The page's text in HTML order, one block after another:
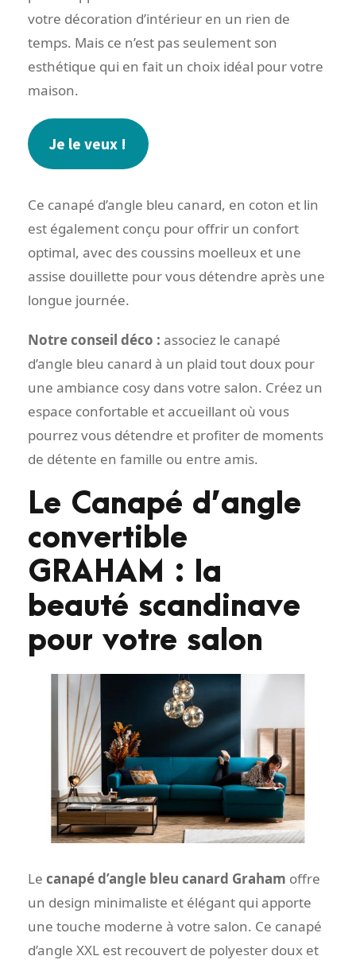
votre décoration d’intérieur en un rien de
temps. Mais ce n’est pas seulement son
esthétique qui en fait un choix idéal pour votre
maison.
Je le veux !
Ce canapé d’angle bleu canard, en coton et lin
est également conçu pour offrir un confort
optimal, avec des coussins moelleux et une
assise douillette pour vous détendre après une
longue journée.
Notre conseil déco : associez le canapé
d’angle bleu canard à un plaid tout doux pour
une ambiance cosy dans votre salon. Créez un
espace confortable et accueillant où vous
pourrez vous détendre et profiter de moments
de détente en famille ou entre amis.
Le Canapé d’angle
convertible
GRAHAM : la
beauté scandinave
pour votre salon
Le canapé d’angle bleu canard Graham offre
un design minimaliste et élégant qui apporte
une touche moderne à votre salon. Ce canapé
d’angle XXL est recouvert de polyester doux et